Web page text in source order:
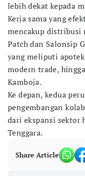
lebih dekat kepada
Kerja sama yang
mencakup distribusi
Patch dan Salonsip
yang meliputi
modern trade,
Kamboja.
Ke depan, kedua
pengembangan
dari ekspansi sektor
Tenggara.
Share Article